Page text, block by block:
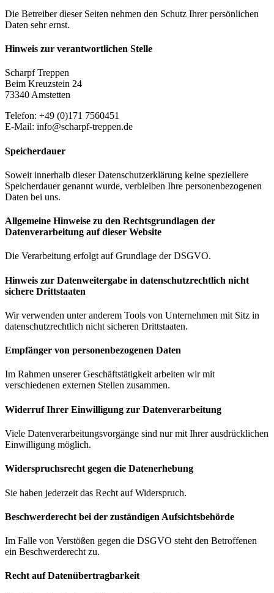
Die Betreiber dieser Seiten nehmen den Schutz Ihrer persönlichen
Daten sehr ernst.
Hinweis zur verantwortlichen Stelle
Scharpf Treppen
Beim Kreuzstein 24
73340 Amstetten
Telefon: +49 (0)171 7560451
E-Mail: info@scharpf-treppen.de
Speicherdauer
Soweit innerhalb dieser Datenschutzerklärung keine speziellere
Speicherdauer genannt wurde, verbleiben Ihre personenbezogenen
Daten bei uns.
Allgemeine Hinweise zu den Rechtsgrundlagen der
Datenverarbeitung auf dieser Website
Die Verarbeitung erfolgt auf Grundlage der DSGVO.
Hinweis zur Datenweitergabe in datenschutzrechtlich nicht
sichere Drittstaaten
Wir verwenden unter anderem Tools von Unternehmen mit Sitz in
datenschutzrechtlich nicht sicheren Drittstaaten.
Empfänger von personenbezogenen Daten
Im Rahmen unserer Geschäftstätigkeit arbeiten wir mit
verschiedenen externen Stellen zusammen.
Widerruf Ihrer Einwilligung zur Datenverarbeitung
Viele Datenverarbeitungsvorgänge sind nur mit Ihrer ausdrücklichen
Einwilligung möglich.
Widerspruchsrecht gegen die Datenerhebung
Sie haben jederzeit das Recht auf Widerspruch.
Beschwerde­recht bei der zuständigen Aufsichts­behörde
Im Falle von Verstößen gegen die DSGVO steht den Betroffenen
ein Beschwerderecht zu.
Recht auf Daten­übertrag­barkeit